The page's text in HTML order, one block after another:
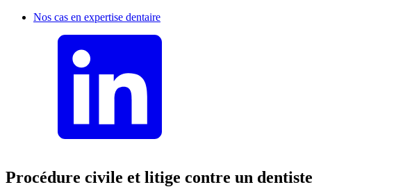
Nos cas en expertise dentaire
Procédure civile et litige contre un dentiste